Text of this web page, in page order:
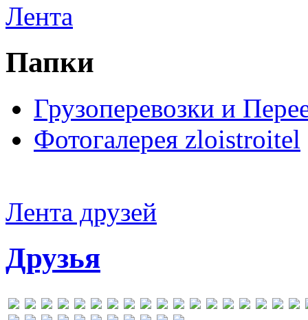
Лента
Папки
Грузоперевозки и
Фотогалерея zloistroitel
Лента друзей
Друзья